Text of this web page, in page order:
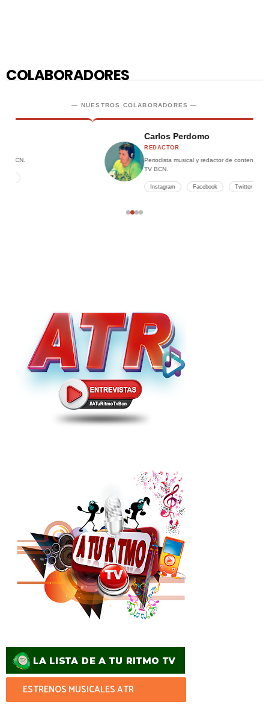
COLABORADORES
— NUESTROS COLABORADORES —
Periodista musical y redactor de contenidos para A Tu Ritmo
Twitter
ESTRENOS MUSICALES ATR